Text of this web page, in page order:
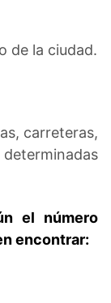
de la ciudad.
carreteras,
el número
encontrar: